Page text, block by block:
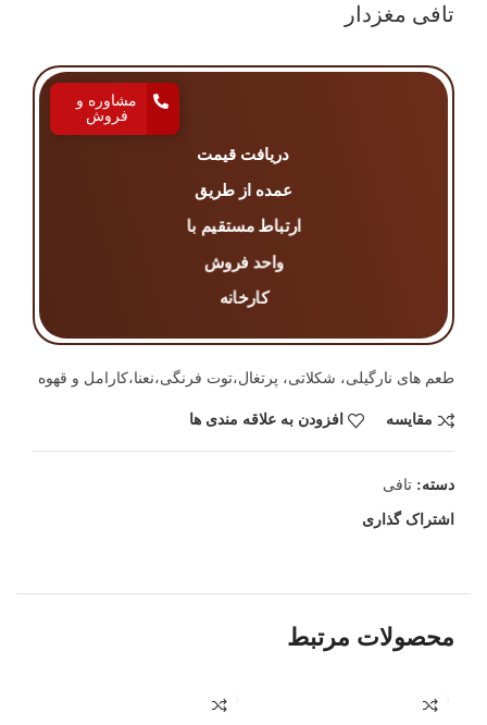
تافی مغزدار
دریافت قیمت
عمده از طریق
ارتباط مستقیم با
واحد فروش
کارخانه
مشاوره و
فروش
طعم های نارگیلی، شکلاتی، پرتغال،توت فرنگی،نعنا،کارامل و قهوه
مقایسه افزودن به علاقه مندی ها
دسته: تافی
اشتراک گذاری
محصولات مرتبط